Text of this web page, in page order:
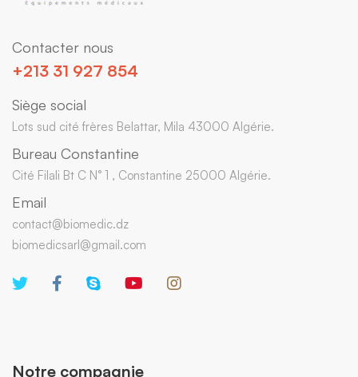
Contacter nous
+213 31 927 854
Siège social
Lots sud cité frères Belattar, Mila 43000 Algérie.
Bureau Constantine
Cité Filali Bt C N° 1 , Constantine 25000 Algérie.
Email
contact@biomedic.dz
biomedicsarl@gmail.com
Notre compagnie